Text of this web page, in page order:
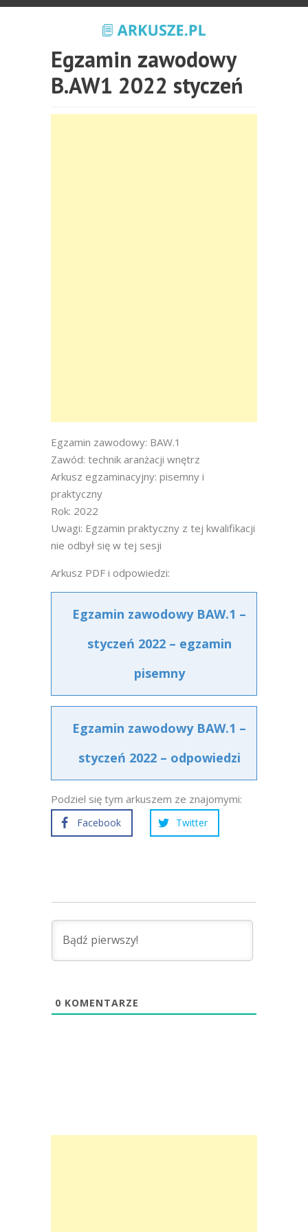
Egzamin zawodowy
B.AW1 2022 styczeń
Egzamin zawodowy: BAW.1
Zawód: technik aranżacji wnętrz
Arkusz egzaminacyjny: pisemny i
praktyczny
Rok: 2022
Uwagi: Egzamin praktyczny z tej kwalifikacji
nie odbył się w tej sesji
Arkusz PDF i odpowiedzi:
Egzamin zawodowy BAW.1 –
styczeń 2022 – egzamin
pisemny
Egzamin zawodowy BAW.1 –
styczeń 2022 – odpowiedzi
Podziel się tym arkuszem ze znajomymi:
Facebook Twitter
0 KOMENTARZE